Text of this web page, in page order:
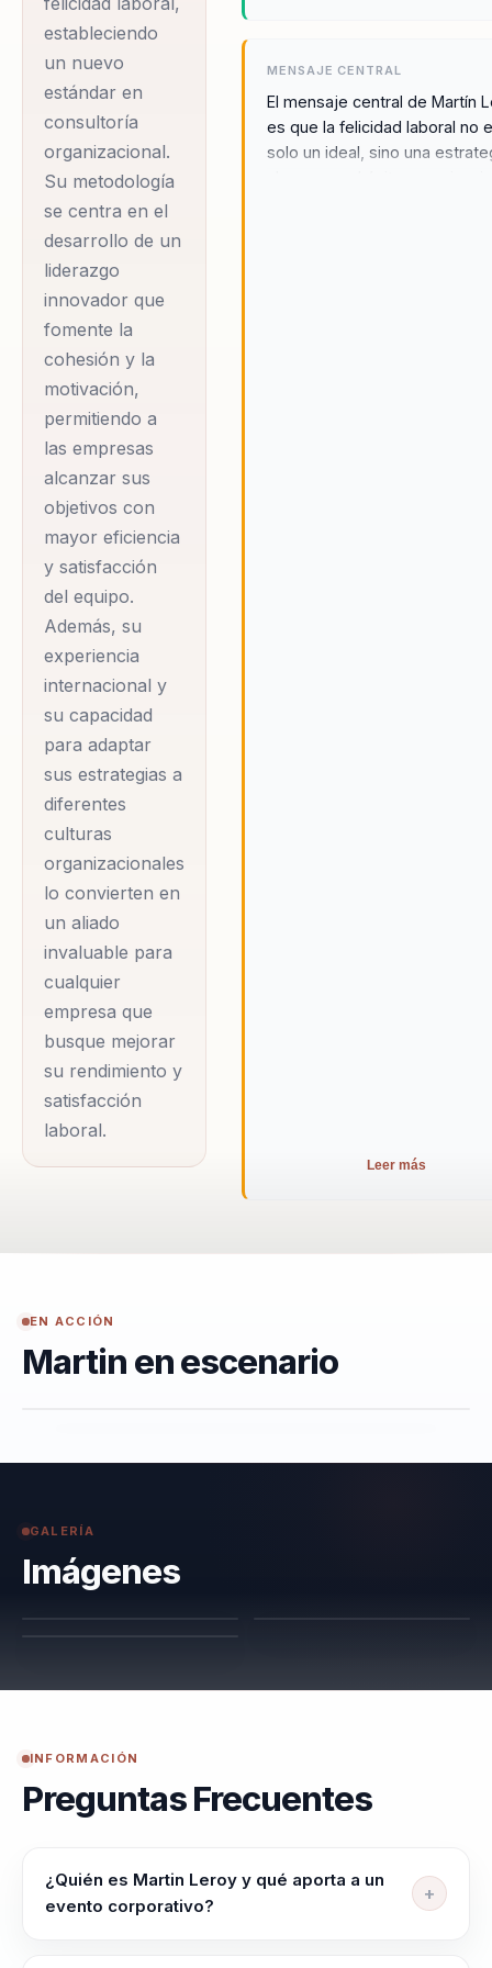
estableciendo
un nuevo
estándar en
consultoría
organizacional.
Su metodología
se centra en el
desarrollo de un
liderazgo
innovador que
fomente la
cohesión y la
motivación,
permitiendo a
las empresas
alcanzar sus
objetivos con
mayor eficiencia
y satisfacción
del equipo.
Además, su
experiencia
internacional y
su capacidad
para adaptar
sus estrategias a
diferentes
culturas
organizacionales
lo convierten en
un aliado
invaluable para
cualquier
empresa que
busque mejorar
su rendimiento y
satisfacción
laboral.
MENSAJE CENTRAL
El mensaje central de Martín
es que la felicidad laboral no
solo un ideal, sino una
Leer más
EN ACCIÓN
Martin en escenario
GALERÍA
Imágenes
INFORMACIÓN
Preguntas Frecuentes
¿Quién es Martin Leroy y qué aporta a un
evento corporativo?